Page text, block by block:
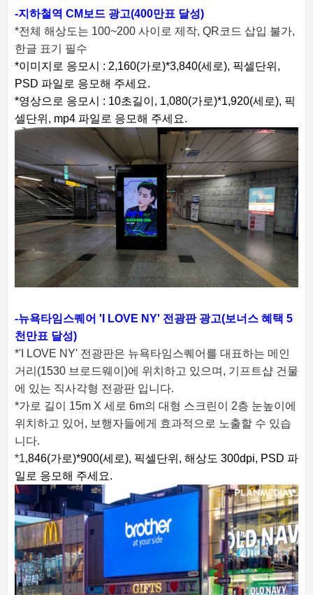
-지하철역 CM보드 광고(400만표 달성)
*전체 해상도는 100~200 사이로 제작, QR코드 삽입 불가,
한글 표기 필수
*이미지로 응모시 : 2,160(가로)*3,840(세로), 픽셀단위,
PSD 파일로 응모해 주세요.
*영상으로 응모시 : 10초길이, 1,080(가로)*1,920(세로), 픽
셀단위, mp4 파일로 응모해 주세요.
-뉴욕타임스퀘어 'I LOVE NY' 전광판 광고(보너스 혜택 5
천만표 달성)
*'I LOVE NY' 전광판은 뉴욕타임스퀘어를 대표하는 메인
거리(1530 브로드웨이)에 위치하고 있으며, 기프트샵 건물
에 있는 직사각형 전광판 입니다.
*가로 길이 15m X 세로 6m의 대형 스크린이 2층 눈높이에
위치하고 있어, 보행자들에게 효과적으로 노출할 수 있습
니다.
*1,846(가로)*900(세로), 픽셀단위, 해상도 300dpi, PSD 파
일로 응모해 주세요.